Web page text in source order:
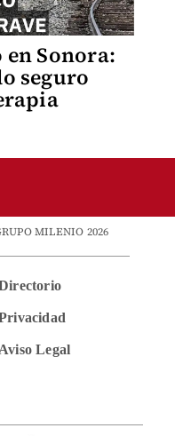
Sonora:
seguro
MILENIO 2026
Aviso Legal